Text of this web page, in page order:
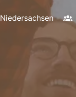
Niedersachsen